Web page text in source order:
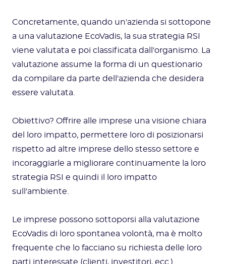
Concretamente, quando un'azienda si sottopone
a una valutazione EcoVadis, la sua strategia RSI
viene valutata e poi classificata dall'organismo. La
valutazione assume la forma di un questionario
da compilare da parte dell'azienda che desidera
essere valutata.
Obiettivo? Offrire alle imprese una visione chiara
del loro impatto, permettere loro di posizionarsi
rispetto ad altre imprese dello stesso settore e
incoraggiarle a migliorare continuamente la loro
strategia RSI e quindi il loro impatto
sull'ambiente.
Le imprese possono sottoporsi alla valutazione
EcoVadis di loro spontanea volontà, ma è molto
frequente che lo facciano su richiesta delle loro
parti interessate (clienti, investitori, ecc.).